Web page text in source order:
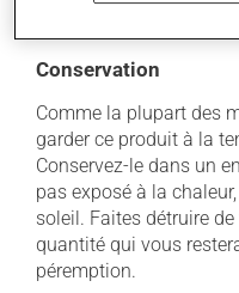
Conservation
Comme la plupart des
garder ce produit à la
Conservez-le dans un
pas exposé à la
soleil. Faites détruire
quantité qui vous
péremption.